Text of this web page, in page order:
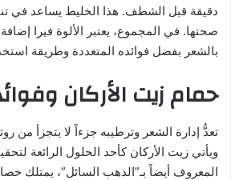
دقيقة قبل الشطف. هذا الخليط يساعد في
صحتها. في المجموع، يعتبر الألوة فيرا إضافة
بالشعر بفضل فوائده المتعددة وطريقة
حمام زيت الأركان
تعدُّ إدارة الشعر وترطيبه جزءاً لا يتجزأ من
ويأتي زيت الأركان كأحد الحلول الرائعة
المعروف أيضاً بـ”الذهب السائل”، يمتلك